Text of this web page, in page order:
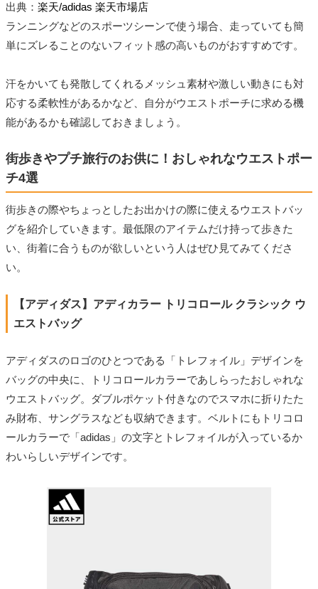
出典： 楽天/adidas 楽天市場店
ランニングなどのスポーツシーンで使う場合、走っていても簡
単にズレることのないフィット感の高いものがおすすめです。
汗をかいても発散してくれるメッシュ素材や激しい動きにも対
応する柔軟性があるかなど、自分がウエストポーチに求める機
能があるかも確認しておきましょう。
街歩きやプチ旅行のお供に！おしゃれなウエストポー
チ4選
街歩きの際やちょっとしたお出かけの際に使えるウエストバッ
グを紹介していきます。最低限のアイテムだけ持って歩きた
い、街着に合うものが欲しいという人はぜひ見てみてくださ
い。
【アディダス】アディカラー トリコロール クラシック ウ
エストバッグ
アディダスのロゴのひとつである「トレフォイル」デザインを
バッグの中央に、トリコロールカラーであしらったおしゃれな
ウエストバッグ。ダブルポケット付きなのでスマホに折りたた
み財布、サングラスなども収納できます。ベルトにもトリコロ
ールカラーで「adidas」の文字とトレフォイルが入っているか
わいらしいデザインです。